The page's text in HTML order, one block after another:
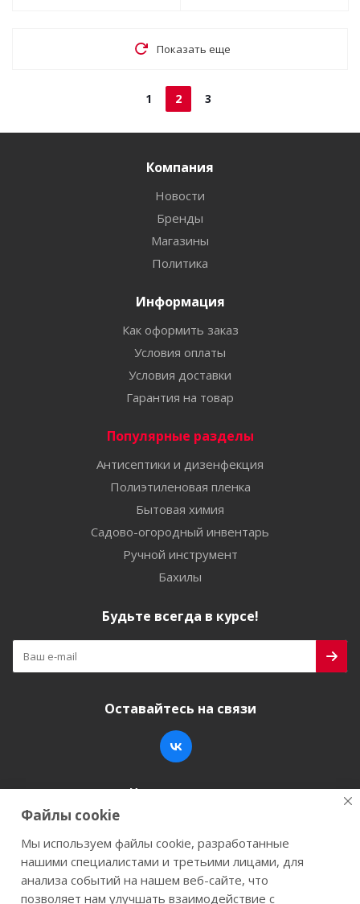
Показать еще
1 2 3
Компания
Новости
Бренды
Магазины
Политика
Информация
Как оформить заказ
Условия оплаты
Условия доставки
Гарантия на товар
Популярные разделы
Антисептики и дизенфекция
Полиэтиленовая пленка
Бытовая химия
Садово-огородный инвентарь
Ручной инструмент
Бахилы
Будьте всегда в курсе!
Оставайтесь на связи
Наши контакты
+7 (846) 200-05-15
г. Самара, ул. Заводское шоссе, 17
Файлы cookie
Мы используем файлы cookie, разработанные
нашими специалистами и третьими лицами, для
анализа событий на нашем веб-сайте, что
позволяет нам улучшать взаимодействие с